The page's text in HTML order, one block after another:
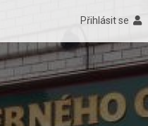
Přihlásit se